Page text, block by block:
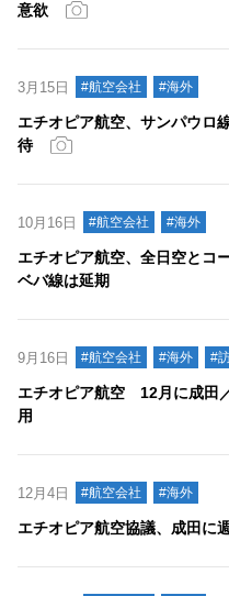
意欲
3月15日 #航空会社 #海外
エチオピア航空、サンパウロ
待
10月16日 #航空会社 #海外
エチオピア航空、全日空とコ
ベバ線は延期
9月16日 #航空会社 #海外 #
エチオピア航空 12月に成田
用
12月4日 #航空会社 #海外
エチオピア航空協議、成田に